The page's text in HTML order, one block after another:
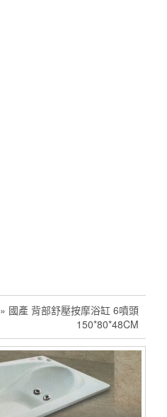
» 國產 背部舒壓按摩浴缸 6噴頭
150*80*48CM